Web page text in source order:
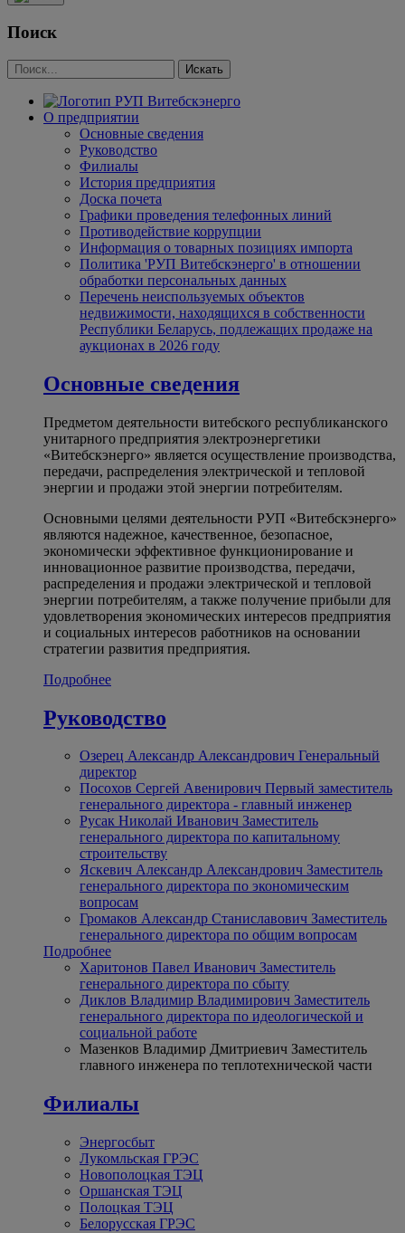
Поиск
О предприятии
Основные сведения
Руководство
Филиалы
История предприятия
Доска почета
Графики проведения телефонных линий
Противодействие коррупции
Информация о товарных позициях импорта
Политика 'РУП Витебскэнерго' в отношении
обработки персональных данных
Перечень неиспользуемых объектов
недвижимости, находящихся в собственности
Республики Беларусь, подлежащих продаже на
аукционах в 2026 году
Основные сведения
Предметом деятельности витебского республиканского
унитарного предприятия электроэнергетики
«Витебскэнерго» является осуществление производства,
передачи, распределения электрической и тепловой
энергии и продажи этой энергии потребителям.
Основными целями деятельности РУП «Витебскэнерго»
являются надежное, качественное, безопасное,
экономически эффективное функционирование и
инновационное развитие производства, передачи,
распределения и продажи электрической и тепловой
энергии потребителям, а также получение прибыли для
удовлетворения экономических интересов предприятия
и социальных интересов работников на основании
стратегии развития предприятия.
Подробнее
Руководство
Озерец Александр Александрович Генеральный
директор
Посохов Сергей Авенирович Первый заместитель
генерального директора - главный инженер
Русак Николай Иванович Заместитель
генерального директора по капитальному
строительству
Яскевич Александр Александрович Заместитель
генерального директора по экономическим
вопросам
Громаков Александр Станиславович Заместитель
генерального директора по общим вопросам
Подробнее
Харитонов Павел Иванович Заместитель
генерального директора по сбыту
Диклов Владимир Владимирович Заместитель
генерального директора по идеологической и
социальной работе
Мазенков Владимир Дмитриевич Заместитель
главного инженера по теплотехнической части
Филиалы
Энергосбыт
Лукомльская ГРЭС
Новополоцкая ТЭЦ
Оршанская ТЭЦ
Полоцкая ТЭЦ
Белорусская ГРЭС